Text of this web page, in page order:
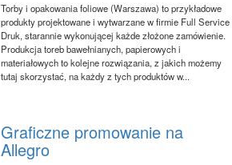
Torby i opakowania foliowe (Warszawa) to przykładowe
produkty projektowane i wytwarzane w firmie Full Service
Druk, starannie wykonującej każde złożone zamówienie.
Produkcja toreb bawełnianych, papierowych i
materiałowych to kolejne rozwiązania, z jakich możemy
tutaj skorzystać, na każdy z tych produktów w...
Graficzne promowanie na
Allegro